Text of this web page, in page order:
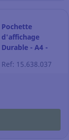
Pochette
d'affichage
Durable - A4 -
Ref: 15.638.037